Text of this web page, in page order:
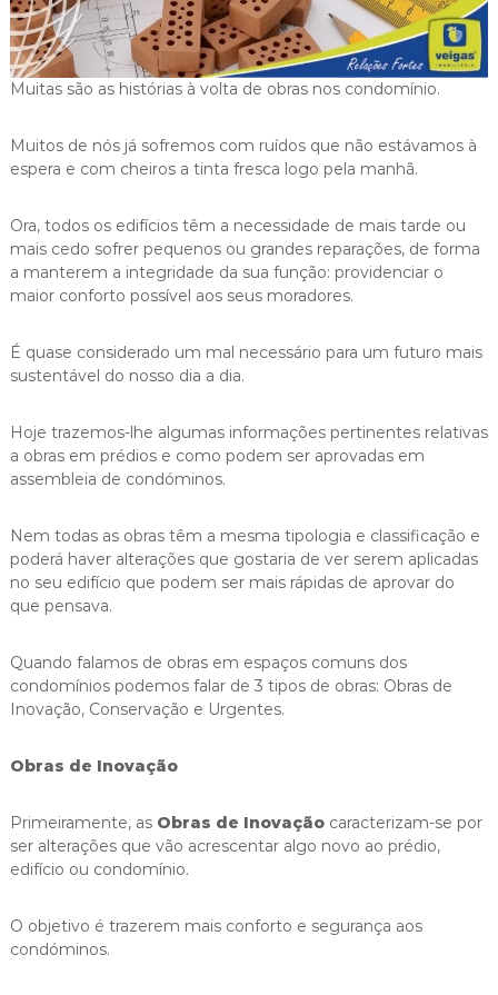
i
g
a
s
Muitas são as histórias à volta de obras nos condomínio.
Muitos de nós já sofremos com ruídos que não estávamos à
espera e com cheiros a tinta fresca logo pela manhã.
Ora, todos os edifícios têm a necessidade de mais tarde ou
mais cedo sofrer pequenos ou grandes reparações, de forma
a manterem a integridade da sua função: providenciar o
maior conforto possível aos seus moradores.
É quase considerado um mal necessário para um futuro mais
sustentável do nosso dia a dia.
Hoje trazemos-lhe algumas informações pertinentes relativas
a obras em prédios e como podem ser aprovadas em
assembleia de condóminos.
Nem todas as obras têm a mesma tipologia e classificação e
poderá haver alterações que gostaria de ver serem aplicadas
no seu edifício que podem ser mais rápidas de aprovar do
que pensava.
Quando falamos de obras em espaços comuns dos
condomínios podemos falar de 3 tipos de obras: Obras de
Inovação, Conservação e Urgentes.
Obras de Inovação
Primeiramente, as Obras de Inovaçãocaracterizam-se por
ser alterações que vão acrescentar algo novo ao prédio,
edifício ou condomínio.
O objetivo é trazerem mais conforto e segurança aos
condóminos.